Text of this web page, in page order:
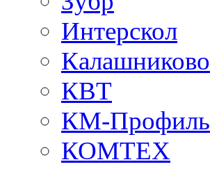
Интерскол
Калашниково
КВТ
КМ-Профиль
КОМТЕХ